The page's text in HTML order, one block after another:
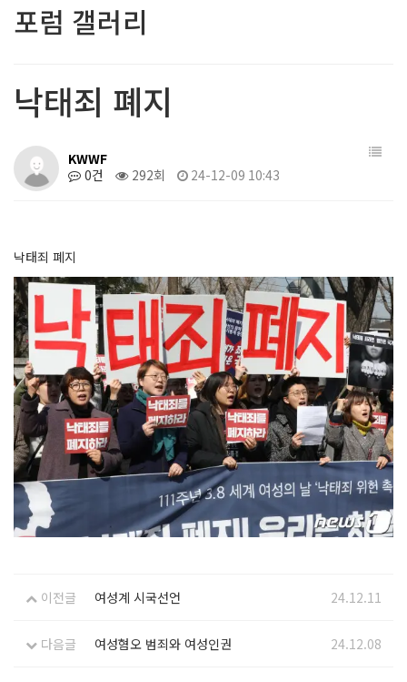
포럼 갤러리
낙태죄 폐지
KWWF
0건
292회 24-12-09 10:43
낙태죄 폐지
이전글 여성계 시국선언 24.12.11
다음글 여성혐오 범죄와 여성인권 24.12.08